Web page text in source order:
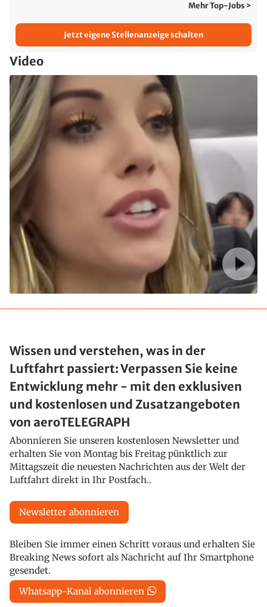
Mehr Top-Jobs >
Jetzt eigene Stellenanzeige schalten
Video
Wissen und verstehen, was in der
Luftfahrt passiert: Verpassen Sie keine
Entwicklung mehr - mit den exklusiven
und kostenlosen und Zusatzangeboten
von aeroTELEGRAPH
Abonnieren Sie unseren kostenlosen Newsletter und
erhalten Sie von Montag bis Freitag pünktlich zur
Mittagszeit die neuesten Nachrichten aus der Welt der
Luftfahrt direkt in Ihr Postfach..
Newsletter abonnieren
Bleiben Sie immer einen Schritt voraus und erhalten Sie
Breaking News sofort als Nachricht auf Ihr Smartphone
gesendet.
Whatsapp-Kanal abonnieren